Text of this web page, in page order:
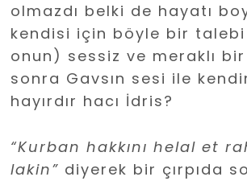
olmazdı belki de hayatı
kendisi için böyle bir talebi
onun) sessiz ve meraklı
sonra Gavsın sesi ile
hayırdır hacı İdris?
“Kurban hakkını helal et
lakin” diyerek bir çırpıda